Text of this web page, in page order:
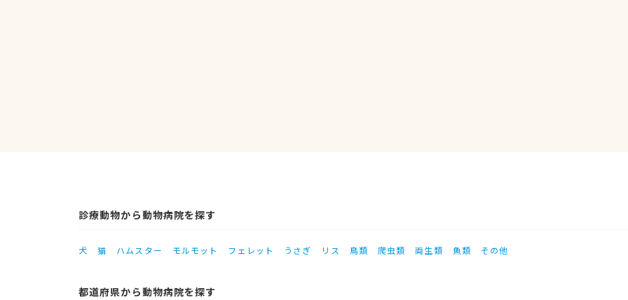
診療動物から動物病院を探す
犬 猫 ハムスター モルモット フェレット うさぎ リス 鳥類 爬虫類 両生類 魚類 その他
都道府県から動物病院を探す